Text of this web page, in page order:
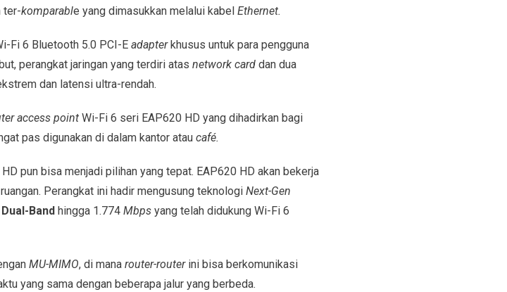
ter-komparable yang dimasukkan melalui kabel Ethernet.
Fi 6 Bluetooth 5.0 PCI-E adapterkhusus untuk para pengguna
perangkat jaringan yang terdiri atas network carddan dua
dan latensi ultra-rendah.
access pointWi-Fi 6 seri EAP620 HD yang dihadirkan bagi
pas digunakan di dalam kantor atau café.
pun bisa menjadi pilihan yang tepat. EAP620 HD akan bekerja
Perangkat ini hadir mengusung teknologi Next-Gen
Dual-Bandhingga 1.774Mbpsyang telah didukung Wi-Fi 6
MU-MIMO, di mana router-routerini bisa berkomunikasi
yang sama dengan beberapa jalur yang berbeda.